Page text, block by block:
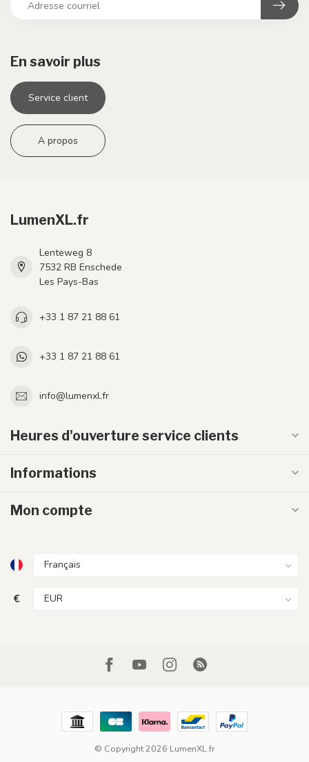
En savoir plus
Service client
A propos
LumenXL.fr
Lenteweg 8
7532 RB Enschede
Les Pays-Bas
+33 1 87 21 88 61
+33 1 87 21 88 61
info@lumenxl.fr
Heures d'ouverture service clients
Informations
Mon compte
€
© Copyright 2026 LumenXL.fr